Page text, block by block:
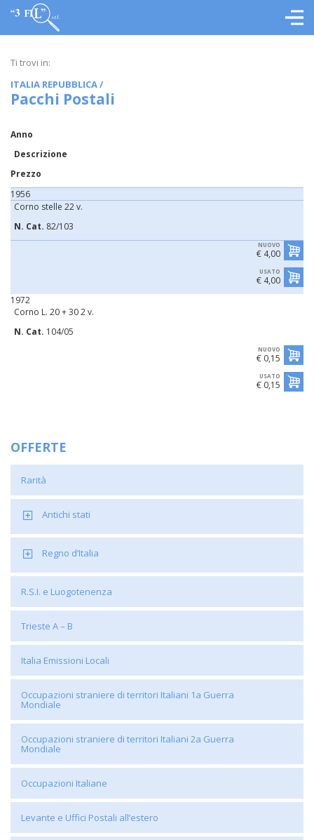
OFFERTE
Rarità
Antichi stati
Regno d’Italia
R.S.I. e Luogotenenza
Trieste A – B
Italia Emissioni Locali
Occupazioni straniere di territori Italiani 1a Guerra
Mondiale
Occupazioni straniere di territori Italiani 2a Guerra
Mondiale
Occupazioni Italiane
Levante e Uffici Postali all’estero
Ti trovi in:
ITALIA REPUBBLICA/
Pacchi Postali
Anno
Descrizione
Prezzo
1956
Corno stelle 22 v.
N. Cat. 82/103
NUOVO
€ 4,00
USATO
€ 4,00
1972
Corno L. 20 + 30 2 v.
N. Cat. 104/05
NUOVO
€ 0,15
USATO
€ 0,15